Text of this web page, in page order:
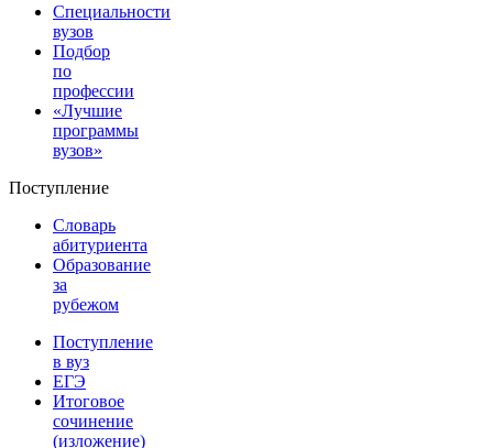
Специальности
вузов
Подбор
по
профессии
«Лучшие
программы
вузов»
Поступление
Словарь
абитуриента
Образование
за
рубежом
Поступление
в вуз
ЕГЭ
Итоговое
сочинение
(изложение)